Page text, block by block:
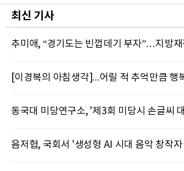
최신 기사
[이경복의 아침생각]...어릴 적 추억만큼 행